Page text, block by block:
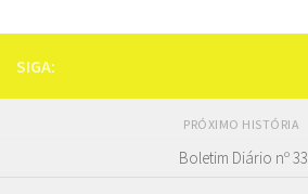
SIGA:
PRÓXIMO HISTÓRIA
Boletim Diário nº 33